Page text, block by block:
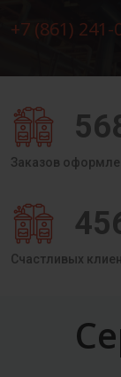
+7 (861) 241-
Заказов
Счастливых